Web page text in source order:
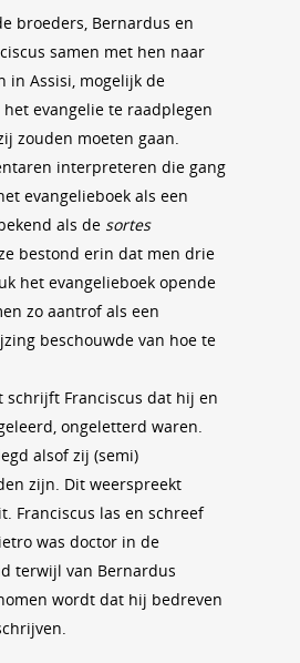
broeders, Bernardus en
samen met hen naar
in Assisi, mogelijk de
het evangelie te raadplegen
zouden moeten gaan.
interpreteren die gang
evangelieboek als een
als de sortes
bestond erin dat men drie
het evangelieboek opende
zo aantrof als een
beschouwde van hoe te
schrijft Franciscus dat hij en
ongeletterd waren.
alsof zij (semi)
zijn. Dit weerspreekt
Franciscus las en schreef
was doctor in de
terwijl van Bernardus
wordt dat hij bedreven